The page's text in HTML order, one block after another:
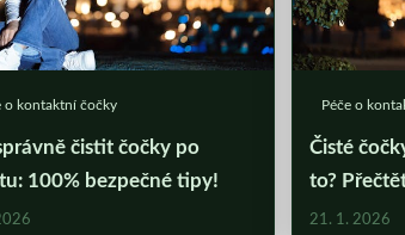
o kontaktní čočky
čistit čočky po
100% bezpečné tipy!
Péče o
Čisté
to?
21. 1. 2026